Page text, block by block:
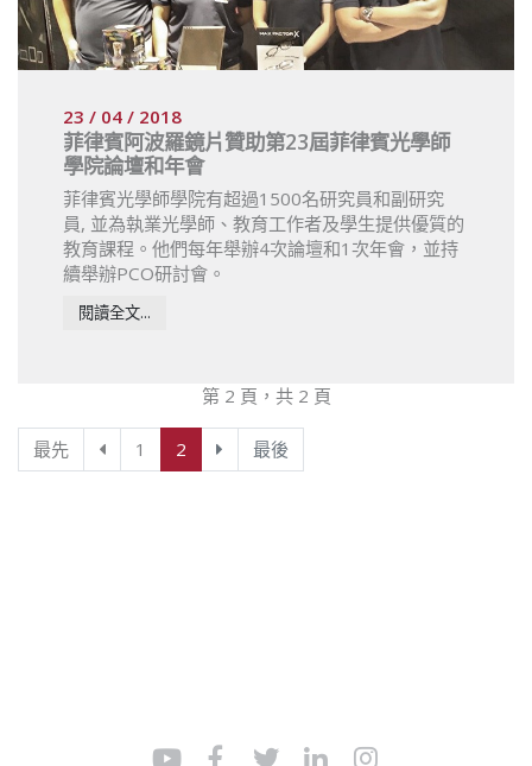
23 / 04 / 2018
菲律賓阿波羅鏡片贊助第23屆菲律賓光學師
學院論壇和年會
菲律賓光學師學院有超過1500名研究員和副研究
員, 並為執業光學師、教育工作者及學生提供優質的
教育課程。他們每年舉辦4次論壇和1次年會，並持
續舉辦PCO研討會。
閱讀全文...
第 2 頁，共 2 頁
最先 1 2 最後